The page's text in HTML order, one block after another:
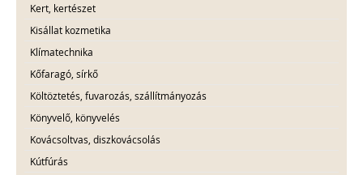
Kert, kertészet
Kisállat kozmetika
Klímatechnika
Kőfaragó, sírkő
Költöztetés, fuvarozás, szállítmányozás
Könyvelő, könyvelés
Kovácsoltvas, diszkovácsolás
Kútfúrás